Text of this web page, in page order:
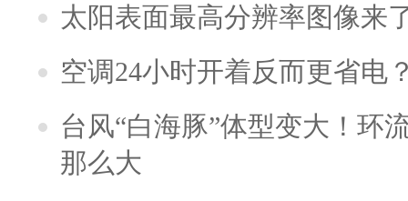
太阳表面最高分辨率图像来
空调24小时开着反而更省电
台风“白海豚”体型变大！环
那么大